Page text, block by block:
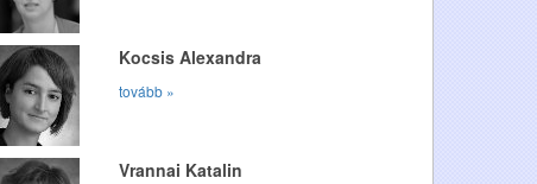
Kocsis Alexandra
tovább »
Vrannai Katalin